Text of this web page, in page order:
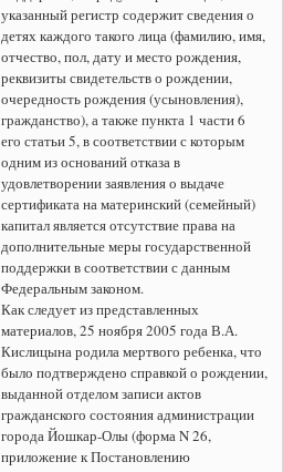
указанный регистр содержит сведения о
детях каждого такого лица (фамилию, имя,
отчество, пол, дату и место рождения,
реквизиты свидетельств о рождении,
очередность рождения (усыновления),
гражданство), а также пункта 1 части 6
его статьи 5, в соответствии с которым
одним из оснований отказа в
удовлетворении заявления о выдаче
сертификата на материнский (семейный)
капитал является отсутствие права на
дополнительные меры государственной
поддержки в соответствии с данным
Федеральным законом.
Как следует из представленных
материалов, 25 ноября 2005 года В.А.
Кислицына родила мертвого ребенка, что
было подтверждено справкой о рождении,
выданной отделом записи актов
гражданского состояния администрации
города Йошкар-Олы (форма N 26,
приложение к Постановлению